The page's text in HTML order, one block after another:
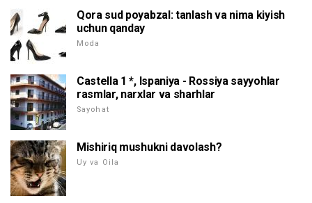
Qora sud poyabzal: tanlash va nima kiyish
uchun qanday
Moda
Castella 1 *, Ispaniya - Rossiya sayyohlar
rasmlar, narxlar va sharhlar
Sayohat
Mishiriq mushukni davolash?
Uy va Oila